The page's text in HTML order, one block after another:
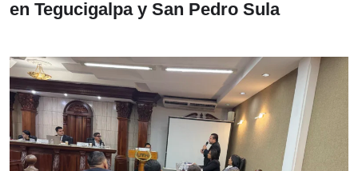
en Tegucigalpa y San Pedro Sula